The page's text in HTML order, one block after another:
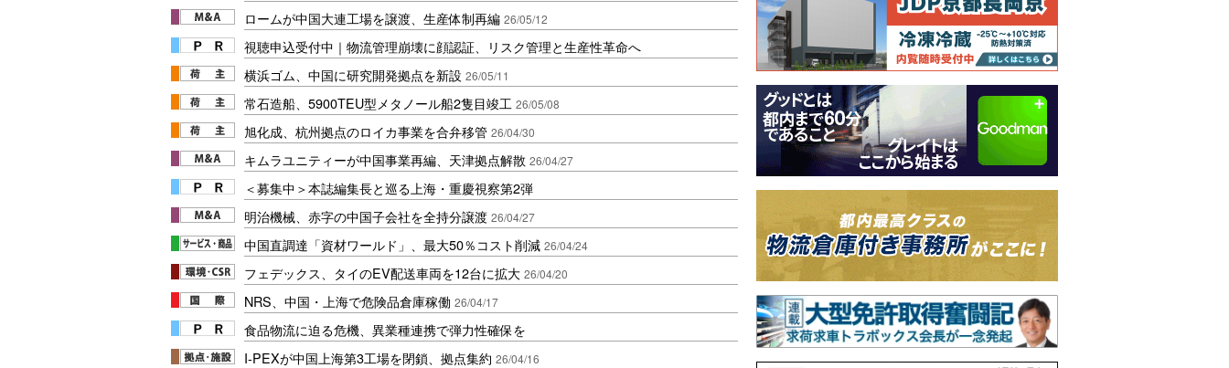
ロームが中国大連工場を譲渡、生産体制再編 26/05/12
視聴申込受付中｜物流管理崩壊に顔認証、リスク管理と生産性革命へ
横浜ゴム、中国に研究開発拠点を新設 26/05/11
常石造船、5900TEU型メタノール船2隻目竣工 26/05/08
旭化成、杭州拠点のロイカ事業を合弁移管 26/04/30
キムラユニティーが中国事業再編、天津拠点解散 26/04/27
＜募集中＞本誌編集長と巡る上海・重慶視察第2弾
明治機械、赤字の中国子会社を全持分譲渡 26/04/27
中国直調達「資材ワールド」、最大50％コスト削減 26/04/24
フェデックス、タイのEV配送車両を12台に拡大 26/04/20
NRS、中国・上海で危険品倉庫稼働 26/04/17
食品物流に迫る危機、異業種連携で弾力性確保を
I-PEXが中国上海第3工場を閉鎖、拠点集約 26/04/16